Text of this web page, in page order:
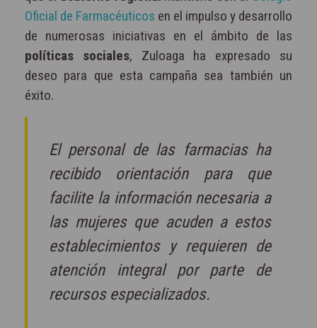
Oficial de Farmacéuticos en el impulso y desarrollo
de numerosas iniciativas en el ámbito de las
políticas sociales, Zuloaga ha expresado su
deseo para que esta campaña sea también un
éxito.
El personal de las farmacias ha
recibido orientación para que
facilite la información necesaria a
las mujeres que acuden a estos
establecimientos y requieren de
atención integral por parte de
recursos especializados.